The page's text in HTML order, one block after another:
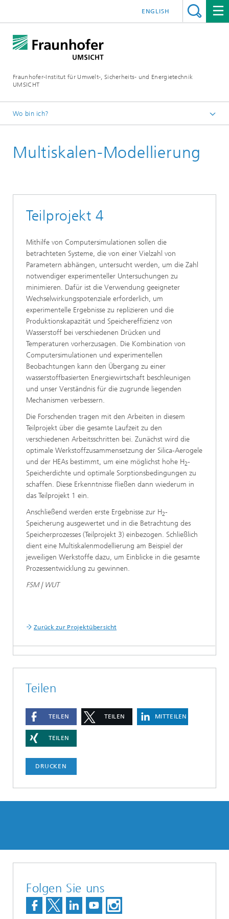
Fraunhofer-Institut für Umwelt-, Sicherheits- und Energietechnik
UMSICHT
ENGLISH
Wo bin ich?
Projekt
Multiskalen-Modellierung
Teilprojekt 4
Mithilfe von Computersimulationen sollen die
betrachteten Systeme, die von einer Vielzahl von
Parametern abhängen, untersucht werden, um die Zahl
notwendiger experimenteller Untersuchungen zu
minimieren. Dafür ist die Verwendung geeigneter
Wechselwirkungspotenziale erforderlich, um
experimentelle Ergebnisse zu replizieren und die
Produktionskapazität und Speichereffizienz von
Wasserstoff bei verschiedenen Drücken und
Temperaturen vorherzusagen. Die Kombination von
Computersimulationen und experimentellen
Beobachtungen kann den Übergang zu einer
wasserstoffbasierten Energiewirtschaft beschleunigen
und unser Verständnis für die zugrunde liegenden
Mechanismen verbessern.
Die Forschenden tragen mit den Arbeiten in diesem
Teilprojekt über die gesamte Laufzeit zu den
verschiedenen Arbeitsschritten bei. Zunächst wird die
optimale Werkstoffzusammensetzung der Silica-Aerogele
und der HEAs bestimmt, um eine möglichst hohe H2-
Speicherdichte und optimale Sorptionsbedingungen zu
schaffen. Diese Erkenntnisse fließen dann wiederum in
das Teilprojekt 1 ein.
Anschließend werden erste Ergebnisse zur H2-
Speicherung ausgewertet und in die Betrachtung des
Speicherprozesses (Teilprojekt 3) einbezogen. Schließlich
dient eine Multiskalenmodellierung am Beispiel der
jeweiligen Werkstoffe dazu, um Einblicke in die gesamte
Prozessentwicklung zu gewinnen.
FSM | WUT
Zurück zur Projektübersicht
Teilen
TEILEN TEILEN MITTEILEN
TEILEN
DRUCKEN
Folgen Sie uns